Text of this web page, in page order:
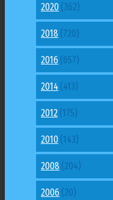
2020 (362)
2018 (720)
2016 (657)
2014 (413)
2012 (175)
2010 (143)
2008 (204)
2006 (20)